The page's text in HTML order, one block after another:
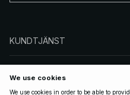
KUNDTJÄNST